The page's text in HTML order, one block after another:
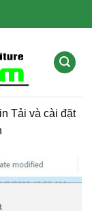
in Tải và cài đặt